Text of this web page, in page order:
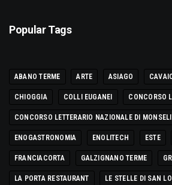
Popular Tags
ABANO TERME ARTE ASIAGO
CHIOGGIA COLLI EUGANEI CONCORSO
CONCORSO LETTERARIO NAZIONALE DI
ENOGASTRONOMIA ENOLITECH ESTE
FRANCIACORTA GALZIGNANO TERME
LA PORTA RESTAURANT LE STELLE DI SAN